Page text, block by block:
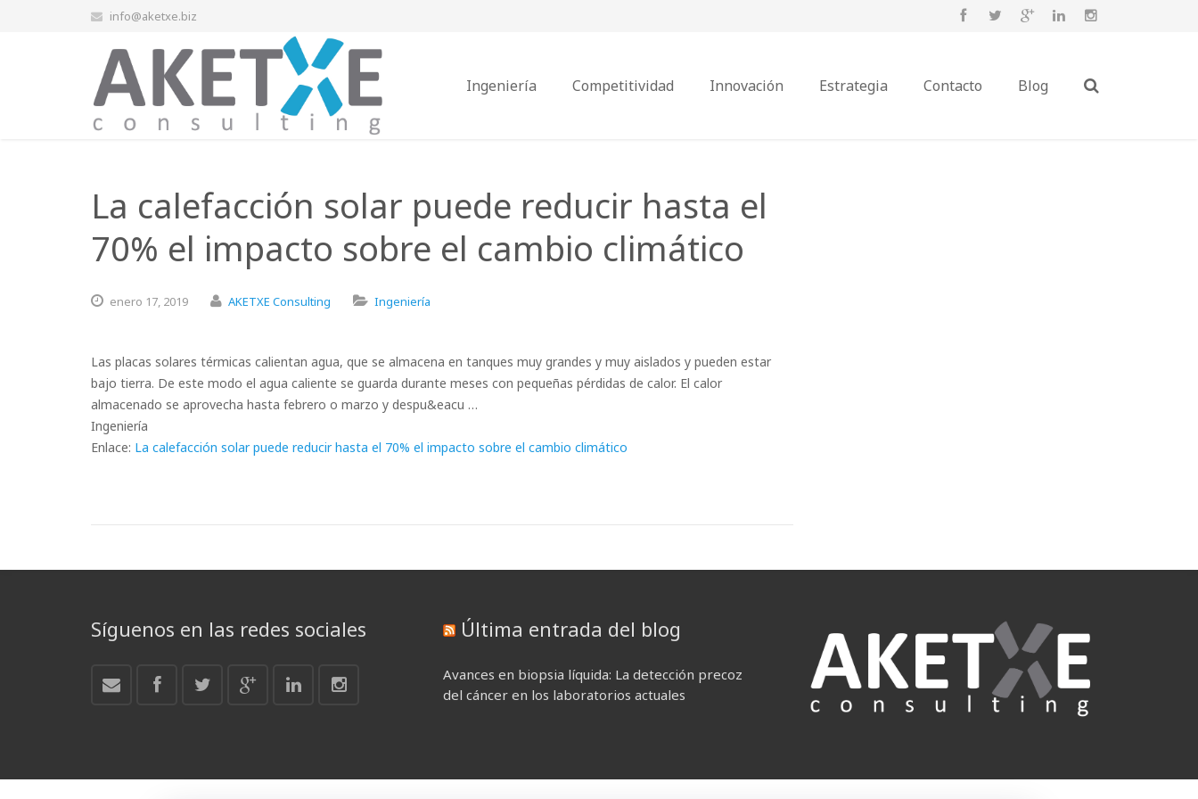
info@aketxe.biz
Ingeniería Competitividad Innovación Estrategia Contacto Blog
La calefacción solar puede reducir hasta el
70% el impacto sobre el cambio climático
enero 17, 2019 AKETXE Consulting Ingeniería
Las placas solares térmicas calientan agua, que se almacena en tanques muy grandes y muy aislados y pueden estar
bajo tierra. De este modo el agua caliente se guarda durante meses con pequeñas pérdidas de calor. El calor
almacenado se aprovecha hasta febrero o marzo y despu&eacu …
Ingeniería
Enlace: La calefacción solar puede reducir hasta el 70% el impacto sobre el cambio climático
Síguenos en las redes sociales Última entrada del blog
Avances en biopsia líquida: La detección precoz
del cáncer en los laboratorios actuales